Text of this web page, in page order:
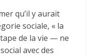
qu’il y aurait
sociale, « la
de la vie — ne
avec des